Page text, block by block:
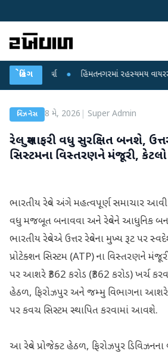
બ્રેકિંગ
કર્યા હિંમતનગરમાં રહસ્યમય વાયરસ કે
બિઝનેસ 8 મે, 2026 Super Admin
રેલ મુસાફરી વધુ સુરક્ષિત બનશે,
સિસ્ટમના વિસ્તરણને મંજૂરી,
ભારતીય રેલ્વે અંગે મહત્વપૂર્ણ સમાચાર
વધુ મજબૂત બનાવવા અને રેલ્વેને આધુનિક
ભારતીય રેલ્વેએ ઉત્તર રેલ્વેના મુખ્ય રૂટ પર
પ્રોટેક્શન સિસ્ટમ (ATP) ના વિસ્તરણને
પર આશરે ₹362 કરોડ (₹362 કરોડ) ખર્ચ
હેઠળ, ફિરોઝપુર અને જમ્મુ વિભાગના આશરે
પર કવચ સિસ્ટમ સ્થાપિત કરવામાં આવશે.
આ રેલ્વે પ્રોજેક્ટ હેઠળ, ફિરોઝપુર